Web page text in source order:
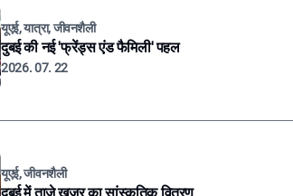
यूएई, यात्रा, जीवनशैली
दुबई की नई 'फ्रेंड्स एंड फैमिली' पहल
2026. 07. 22
यूएई, जीवनशैली